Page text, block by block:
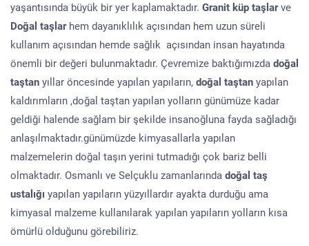
yaşantısında büyük bir yer kaplamaktadır. Granit küp taşlarve
Doğal taşlar hem dayanıklılık açısından hem uzun süreli
kullanım açısından hemde sağlık açısından insan hayatında
önemli bir değeri bulunmaktadır. Çevremize baktığımızda doğal
taştan yıllar öncesinde yapılan yapıların, doğal taştan yapılan
kaldırımların ,doğal taştan yapılan yolların günümüze kadar
geldiği halende sağlam bir şekilde insanoğluna fayda sağladığı
anlaşılmaktadır.günümüzde kimyasallarla yapılan
malzemelerin doğal taşın yerini tutmadığı çok bariz belli
olmaktadır. Osmanlı ve Selçuklu zamanlarında doğal taş
ustalığı yapılan yapıların yüzyıllardır ayakta durduğu ama
kimyasal malzeme kullanılarak yapılan yapıların yolların kısa
ömürlü olduğunu görebiliriz.